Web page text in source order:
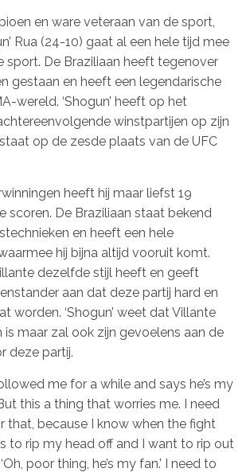
en ware veteraan van de sport,
Rua (24-10) gaat al een hele tijd mee
sport. De Braziliaan heeft tegenover
gestaan en heeft een legendarische
wereld. ‘Shogun’ heeft op het
winstpartijen op zijn
op de zesde plaats van de UFC
heeft hij maar liefst 19
scoren. De Braziliaan staat bekend
en heeft een hele
hij bijna altijd vooruit komt.
dezelfde stijl heeft en geeft
aan dat deze partij hard en
worden. ‘Shogun’ weet dat Villante
is maar zal ook zijn gevoelens aan de
deze partij.
me for a while and says he’s my
this a thing that worries me. I need
that, because I know when the fight
to rip my head off and I want to rip out
poor thing, he’s my fan.’ I need to